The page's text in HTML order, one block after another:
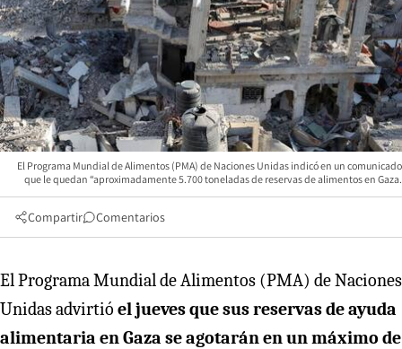
El Programa Mundial de Alimentos (PMA) de Naciones Unidas indicó en un comunicado
que le quedan “aproximadamente 5.700 toneladas de reservas de alimentos en Gaza.
Compartir Comentarios
El Programa Mundial de Alimentos (PMA) de Naciones
Unidas advirtió el jueves que sus reservas de ayuda
alimentaria en Gaza se agotarán en un máximo de